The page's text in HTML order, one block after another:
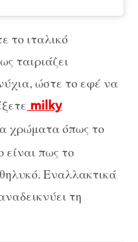
το ιταλικό
ταιριάζει
ώστε το εφέ να
milky
χρώματα όπως το
είναι πως το
Εναλλακτικά
τη